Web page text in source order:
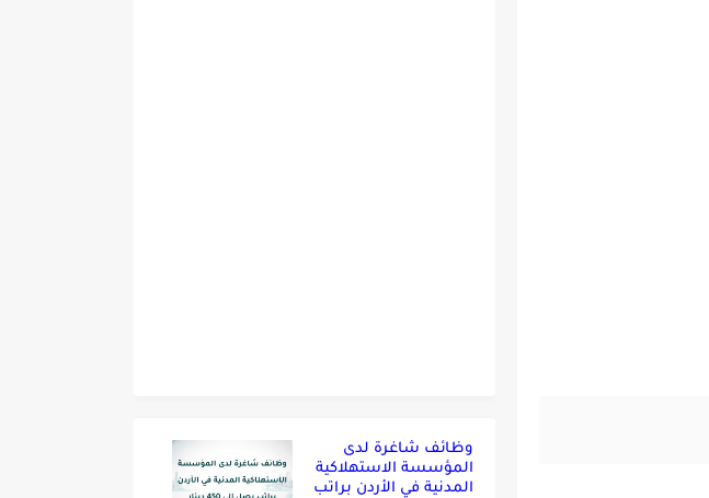
وظائف شاغرة لدى
المؤسسة الاستهلاكية
المدنية في الأردن براتب